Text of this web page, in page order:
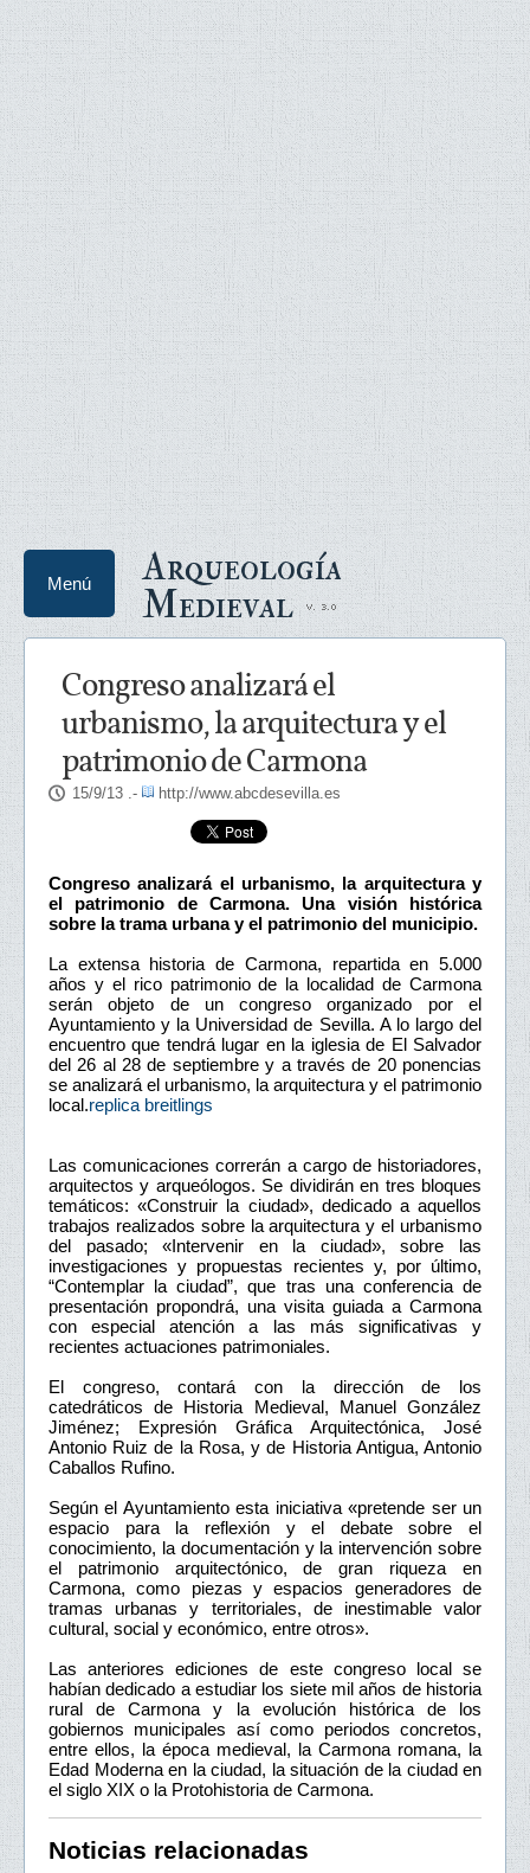
Arqueología
Medieval
Menú
Congreso analizará el
urbanismo, la arquitectura y el
patrimonio de Carmona
15/9/13 .- http://www.abcdesevilla.es
Congreso analizará el urbanismo, la arquitectura y
el patrimonio de Carmona. Una visión histórica
sobre la trama urbana y el patrimonio del municipio.
La extensa historia de Carmona, repartida en 5.000
años y el rico patrimonio de la localidad de Carmona
serán objeto de un congreso organizado por el
Ayuntamiento y la Universidad de Sevilla. A lo largo del
encuentro que tendrá lugar en la iglesia de El Salvador
del 26 al 28 de septiembre y a través de 20 ponencias
se analizará el urbanismo, la arquitectura y el patrimonio
local.replica breitlings
Las comunicaciones correrán a cargo de historiadores,
arquitectos y arqueólogos. Se dividirán en tres bloques
temáticos: «Construir la ciudad», dedicado a aquellos
trabajos realizados sobre la arquitectura y el urbanismo
del pasado; «Intervenir en la ciudad», sobre las
investigaciones y propuestas recientes y, por último,
“Contemplar la ciudad”, que tras una conferencia de
presentación propondrá, una visita guiada a Carmona
con especial atención a las más significativas y
recientes actuaciones patrimoniales.
El congreso, contará con la dirección de los
catedráticos de Historia Medieval, Manuel González
Jiménez; Expresión Gráfica Arquitectónica, José
Antonio Ruiz de la Rosa, y de Historia Antigua, Antonio
Caballos Rufino.
Según el Ayuntamiento esta iniciativa «pretende ser un
espacio para la reflexión y el debate sobre el
conocimiento, la documentación y la intervención sobre
el patrimonio arquitectónico, de gran riqueza en
Carmona, como piezas y espacios generadores de
tramas urbanas y territoriales, de inestimable valor
cultural, social y económico, entre otros».
Las anteriores ediciones de este congreso local se
habían dedicado a estudiar los siete mil años de historia
rural de Carmona y la evolución histórica de los
gobiernos municipales así como periodos concretos,
entre ellos, la época medieval, la Carmona romana, la
Edad Moderna en la ciudad, la situación de la ciudad en
el siglo XIX o la Protohistoria de Carmona.
Noticias relacionadas